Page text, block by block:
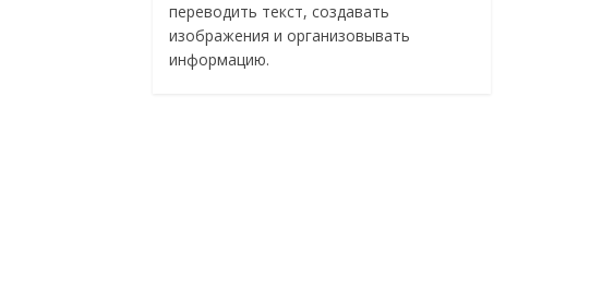
переводить текст, создавать
изображения и организовывать
информацию.